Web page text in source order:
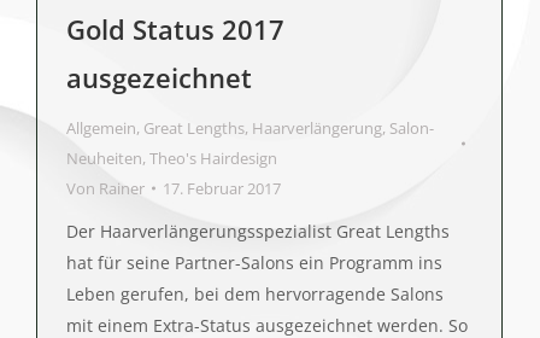
Gold Status 2017
ausgezeichnet
Allgemein, Great Lengths, Haarverlängerung, Salon-
Neuheiten, Theo's Hairdesign
Von Rainer 17. Februar 2017
Der Haarverlängerungsspezialist Great Lengths
hat für seine Partner-Salons ein Programm ins
Leben gerufen, bei dem hervorragende Salons
mit einem Extra-Status ausgezeichnet werden. So